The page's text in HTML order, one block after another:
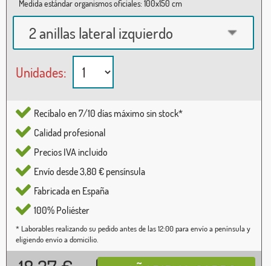
Medida estándar organismos oficiales: 100x150 cm
2 anillas lateral izquierdo
Unidades:
Recíbalo en 7/10 días máximo sin stock*
Calidad profesional
Precios IVA incluido
Envío desde 3,80 € pensínsula
Fabricada en España
100% Poliéster
* Laborables realizando su pedido antes de las 12:00 para envío a península y
eligiendo envío a domicilio.